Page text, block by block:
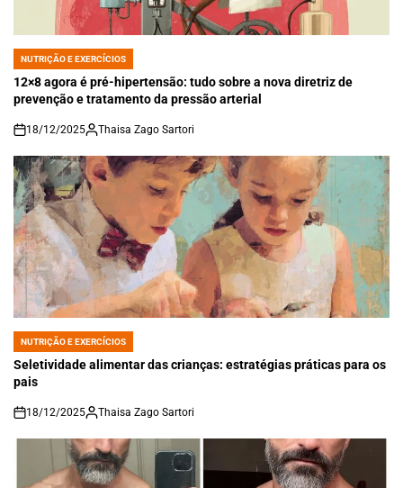
POSTED
IN
NUTRIÇÃO E EXERCÍCIOS
12×8 agora é pré-hipertensão: tudo sobre a nova diretriz de
prevenção e tratamento da pressão arterial
on
18/12/2025 Thaisa Zago Sartori
POSTED
IN
NUTRIÇÃO E EXERCÍCIOS
Seletividade alimentar das crianças: estratégias práticas para os
pais
on
18/12/2025 Thaisa Zago Sartori